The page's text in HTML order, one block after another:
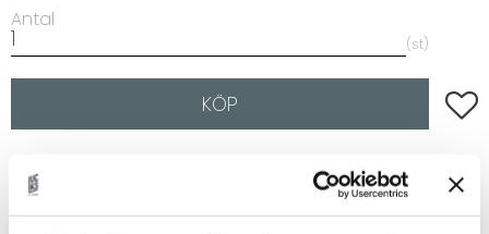
Antal
st
KÖP
Lagerstatus
Beställningsvara.Leveranstid 6-
9 veckor
Artikelnr
FANERGRE60x40V